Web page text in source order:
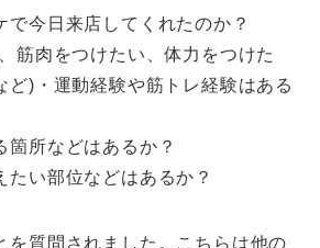
で今日来店してくれたのか？
筋肉をつけたい、体力をつけた
)・運動経験や筋トレ経験はある
箇所などはあるか？
たい部位などはあるか？
を質問されました。こちらは他の